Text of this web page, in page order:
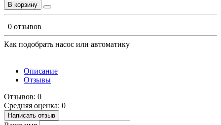
В корзину
0 отзывов
Как подобрать насос или автоматику
Описание
Отзывы
Отзывов: 0
Средняя оценка: 0
Написать отзыв